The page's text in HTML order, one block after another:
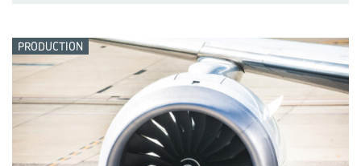
PRODUCTION